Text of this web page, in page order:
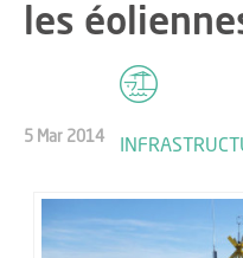
les
5 Mar 2014